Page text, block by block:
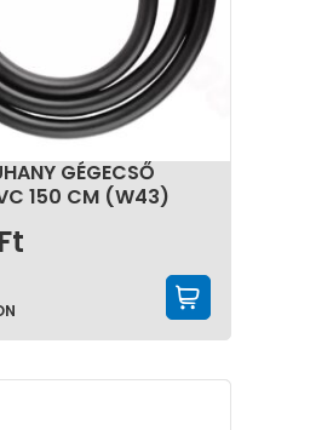
GÉGECSŐ
150 CM (W43)
Ft